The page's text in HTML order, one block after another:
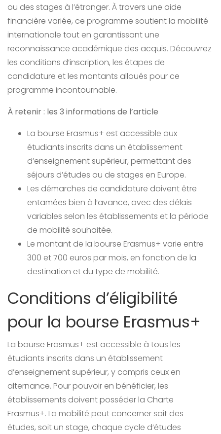
ou des stages à l’étranger. À travers une aide
financière variée, ce programme soutient la mobilité
internationale tout en garantissant une
reconnaissance académique des acquis. Découvrez
les conditions d’inscription, les étapes de
candidature et les montants alloués pour ce
programme incontournable.
À retenir : les 3 informations de l’article
La bourse Erasmus+ est accessible aux
étudiants inscrits dans un établissement
d’enseignement supérieur, permettant des
séjours d’études ou de stages en Europe.
Les démarches de candidature doivent être
entamées bien à l’avance, avec des délais
variables selon les établissements et la période
de mobilité souhaitée.
Le montant de la bourse Erasmus+ varie entre
300 et 700 euros par mois, en fonction de la
destination et du type de mobilité.
Conditions d’éligibilité
pour la bourse Erasmus+
La bourse Erasmus+ est accessible à tous les
étudiants inscrits dans un établissement
d’enseignement supérieur, y compris ceux en
alternance. Pour pouvoir en bénéficier, les
établissements doivent posséder la Charte
Erasmus+. La mobilité peut concerner soit des
études, soit un stage, chaque cycle d’études